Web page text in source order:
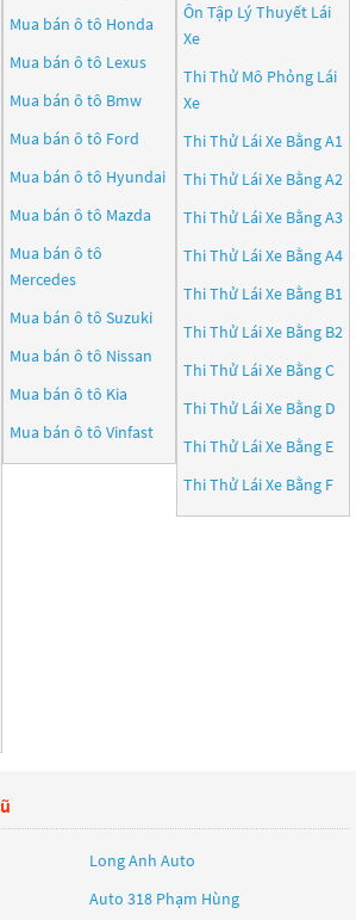
Mua bán ô tô Honda
Mua bán ô tô Lexus
Mua bán ô tô Bmw
Mua bán ô tô Ford
Mua bán ô tô Hyundai
Mua bán ô tô Mazda
Mua bán ô tô
Mercedes
Mua bán ô tô Suzuki
Mua bán ô tô Nissan
Mua bán ô tô Kia
Mua bán ô tô Vinfast
Ôn Tập Lý Thuyết Lái
Xe
Thi Thử Mô Phỏng Lái
Xe
Thi Thử Lái Xe Bằng A1
Thi Thử Lái Xe Bằng A2
Thi Thử Lái Xe Bằng A3
Thi Thử Lái Xe Bằng A4
Thi Thử Lái Xe Bằng B1
Thi Thử Lái Xe Bằng B2
Thi Thử Lái Xe Bằng C
Thi Thử Lái Xe Bằng D
Thi Thử Lái Xe Bằng E
Thi Thử Lái Xe Bằng F
Long Anh Auto
Auto 318 Phạm Hùng